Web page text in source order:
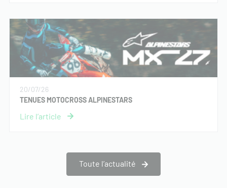
20/07/26
TENUES MOTOCROSS ALPINESTARS
Toute l’actualité